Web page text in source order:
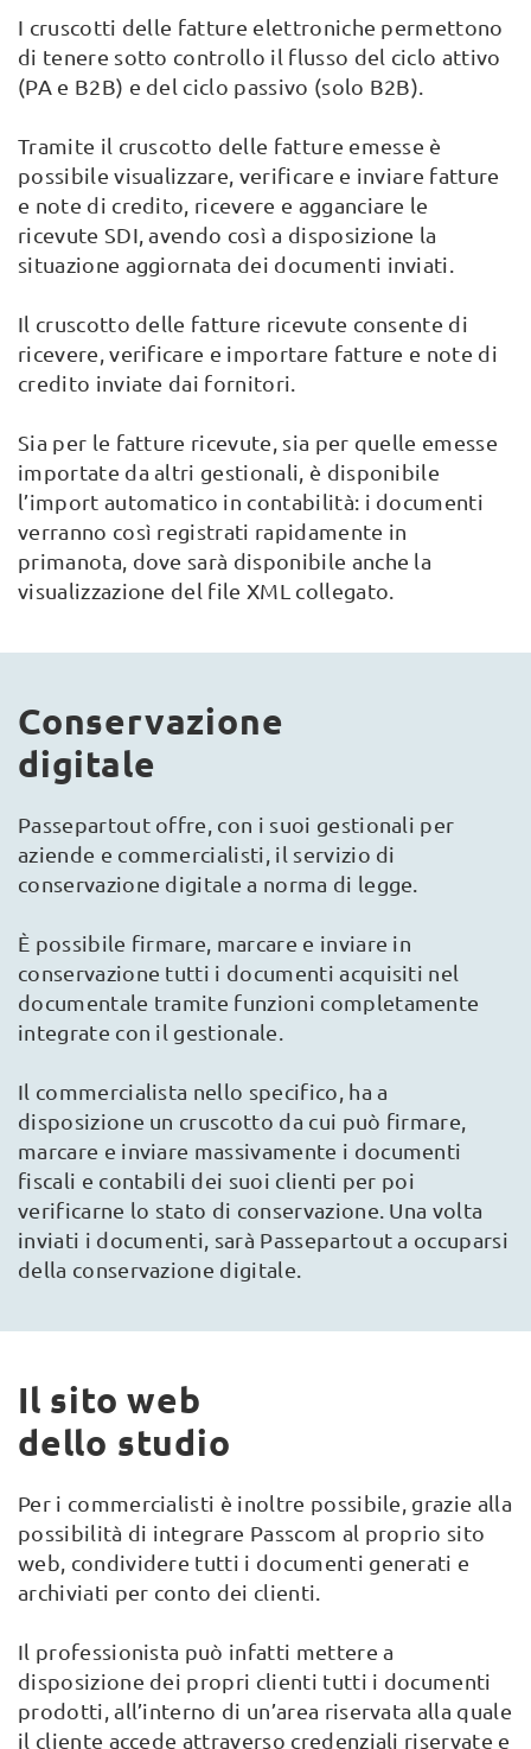
I cruscotti delle fatture elettroniche permettono
di tenere sotto controllo il flusso del ciclo attivo
(PA e B2B) e del ciclo passivo (solo B2B).
Tramite il cruscotto delle fatture emesse è
possibile visualizzare, verificare e inviare fatture
e note di credito, ricevere e agganciare le
ricevute SDI, avendo così a disposizione la
situazione aggiornata dei documenti inviati.
Il cruscotto delle fatture ricevute consente di
ricevere, verificare e importare fatture e note di
credito inviate dai fornitori.
Sia per le fatture ricevute, sia per quelle emesse
importate da altri gestionali, è disponibile
l’import automatico in contabilità: i documenti
verranno così registrati rapidamente in
primanota, dove sarà disponibile anche la
visualizzazione del file XML collegato.
Conservazione
digitale
Passepartout offre, con i suoi gestionali per
aziende e commercialisti, il servizio di
conservazione digitale a norma di legge.
È possibile firmare, marcare e inviare in
conservazione tutti i documenti acquisiti nel
documentale tramite funzioni completamente
integrate con il gestionale.
Il commercialista nello specifico, ha a
disposizione un cruscotto da cui può firmare,
marcare e inviare massivamente i documenti
fiscali e contabili dei suoi clienti per poi
verificarne lo stato di conservazione. Una volta
inviati i documenti, sarà Passepartout a occuparsi
della conservazione digitale.
Il sito web
dello studio
Per i commercialisti è inoltre possibile, grazie alla
possibilità di integrare Passcom al proprio sito
web, condividere tutti i documenti generati e
archiviati per conto dei clienti.
Il professionista può infatti mettere a
disposizione dei propri clienti tutti i documenti
prodotti, all’interno di un’area riservata alla quale
il cliente accede attraverso credenziali riservate e